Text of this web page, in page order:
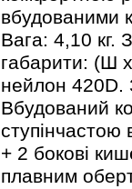
вбудованими
Вага: 4,10 кг.
габарити: (Ш
нейлон 420D.
Вбудований
+ 2 бокові
плавним